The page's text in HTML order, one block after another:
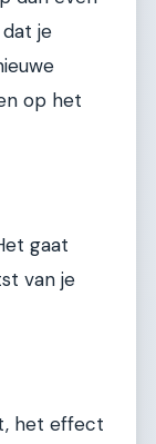
je
op het
gaat
van je
het effect